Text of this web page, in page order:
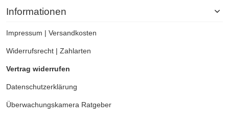
Informationen
Impressum | Versandkosten
Widerrufsrecht | Zahlarten
Vertrag widerrufen
Datenschutzerklärung
Überwachungskamera Ratgeber